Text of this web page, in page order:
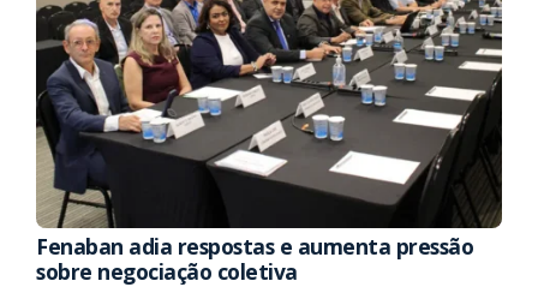
Fenaban adia respostas e aumenta pressão
sobre negociação coletiva